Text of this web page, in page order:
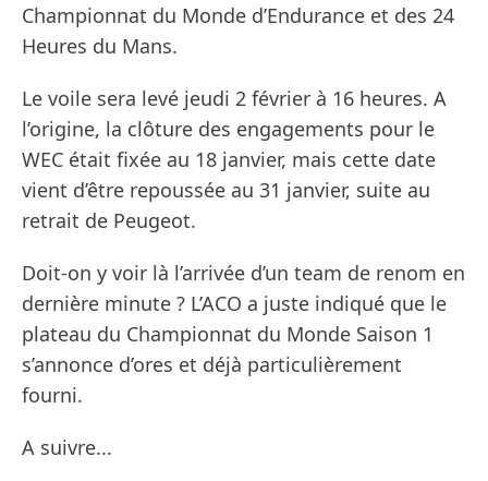
Championnat du Monde d’Endurance et des 24
Heures du Mans.
Le voile sera levé jeudi 2 février à 16 heures. A
l’origine, la clôture des engagements pour le
WEC était fixée au 18 janvier, mais cette date
vient d’être repoussée au 31 janvier, suite au
retrait de Peugeot.
Doit-on y voir là l’arrivée d’un team de renom en
dernière minute ? L’ACO a juste indiqué que le
plateau du Championnat du Monde Saison 1
s’annonce d’ores et déjà particulièrement
fourni.
A suivre...